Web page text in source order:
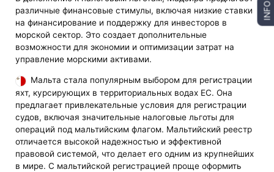
различные финансовые стимулы, включая низкие ставки
на финансирование и поддержку для инвесторов в
морской сектор. Это создает дополнительные
возможности для экономии и оптимизации затрат на
управление морскими активами.
Мальта стала популярным выбором для регистрации
яхт, курсирующих в территориальных водах ЕС. Она
предлагает привлекательные условия для регистрации
судов, включая значительные налоговые льготы для
операций под мальтийским флагом. Мальтийский реестр
отличается высокой надежностью и эффективной
правовой системой, что делает его одним из крупнейших
в мире. С мальтийской регистрацией проще оформить
INFO